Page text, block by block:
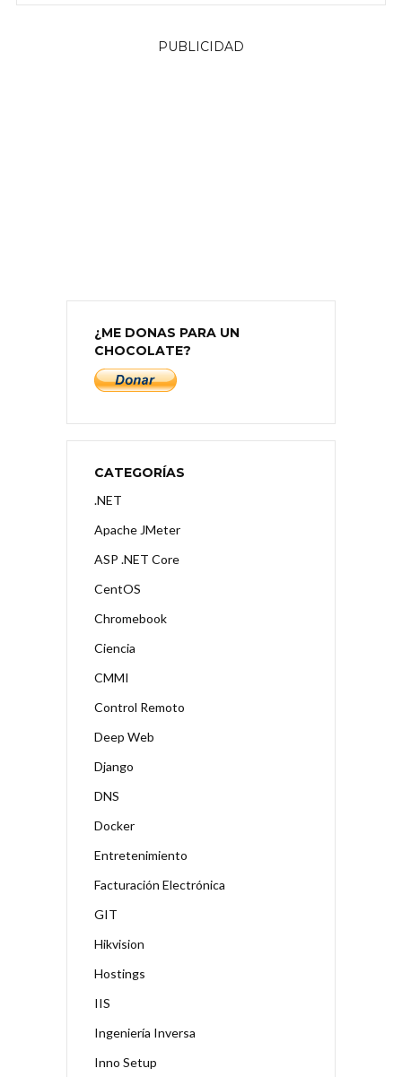
PUBLICIDAD
¿ME DONAS PARA UN
CHOCOLATE?
CATEGORÍAS
.NET
Apache JMeter
ASP .NET Core
CentOS
Chromebook
Ciencia
CMMI
Control Remoto
Deep Web
Django
DNS
Docker
Entretenimiento
Facturación Electrónica
GIT
Hikvision
Hostings
IIS
Ingeniería Inversa
Inno Setup